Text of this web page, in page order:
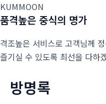
KUMMOON
품격높은 중식의 명가
격조높은 서비스로 고객님께
즐기실 수 있도록 최선을 다하
방명록